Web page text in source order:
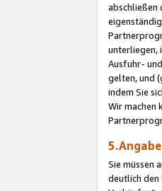
abschließen
unterliegen,
Ausfuhr-
gelten, und
indem Sie
Wir machen
Sie müssen
deutlich den